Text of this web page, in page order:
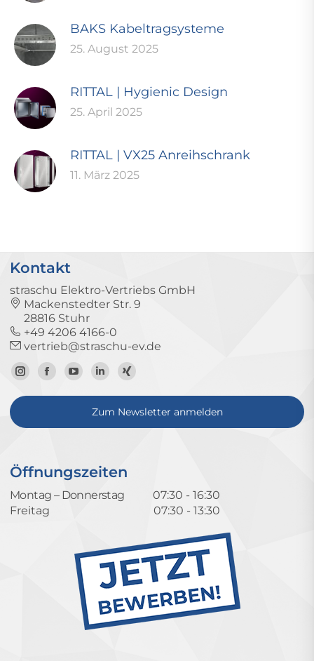
BAKS Kabeltragsysteme
25. August 2025
RITTAL | Hygienic Design
25. April 2025
RITTAL | VX25 Anreihschrank
11. März 2025
Kontakt
straschu Elektro-Vertriebs GmbH
Mackenstedter Str. 9
28816 Stuhr
+49 4206 4166-0
vertrieb@straschu-ev.de
Zum
Instagram-
Zur
Facebook-
Zum
YouTube-
Kanal
Zum
LinkedIn-
Profil
Zum
Xing-
Profil
Zum Newsletter anmelden
Öffnungszeiten
Montag – Donnerstag
07:30 - 16:30
Freitag
07:30 - 13:30